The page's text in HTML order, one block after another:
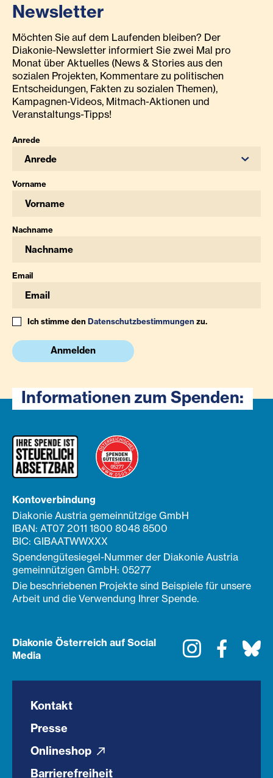
Newsletter
Möchten Sie auf dem Laufenden bleiben? Der
Diakonie-Newsletter informiert Sie zwei Mal pro
Monat über Aktuelles (News & Stories aus den
sozialen Projekten, Kommentare zu politischen
Entscheidungen, Fakten zu sozialen Themen),
Kampagnen-Videos, Mitmach-Aktionen und
Veranstaltungs-Tipps!
Anrede
Anrede
Vorname
Nachname
Email
Ich stimme denDatenschutzbestimmungenzu.
Anmelden
Informationen zum Spenden:
Kontoverbindung
Diakonie Austria gemeinnützige GmbH
IBAN: AT07 2011 1800 8048 8500
BIC: GIBAATWWXXX
Spendengütesiegel-Nummer der Diakonie Austria
gemeinnützigen GmbH: 05277
Die beschriebenen Projekte sind Beispiele für unsere
Arbeit und die Verwendung Ihrer Spende.
Diakonie Österreich auf Social
Media
Instagram
Kontakt
Presse
Onlineshop
Barrierefreiheit